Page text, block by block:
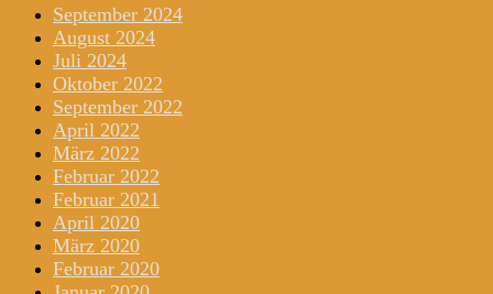
September 2024
August 2024
Juli 2024
Oktober 2022
September 2022
April 2022
März 2022
Februar 2022
Februar 2021
April 2020
März 2020
Februar 2020